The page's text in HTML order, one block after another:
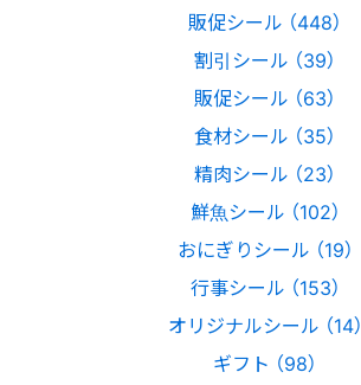
販促シール （448）
割引シール （39）
販促シール （63）
食材シール （35）
精肉シール （23）
鮮魚シール （102）
おにぎりシール （19）
行事シール （153）
オリジナルシール （14）
ギフト （98）